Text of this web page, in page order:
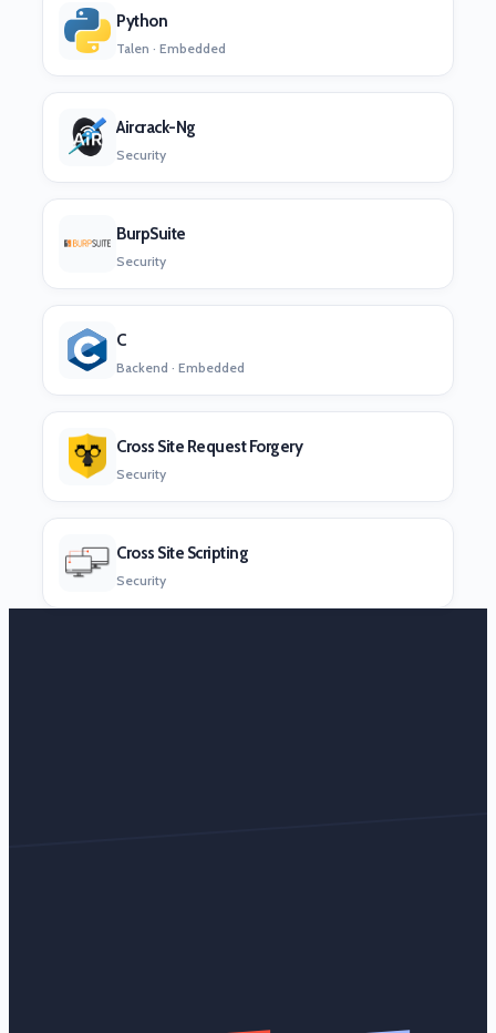
Python
Talen · Embedded
Aircrack-Ng
Security
BurpSuite
Security
C
Backend · Embedded
Cross Site Request Forgery
Security
Cross Site Scripting
Security